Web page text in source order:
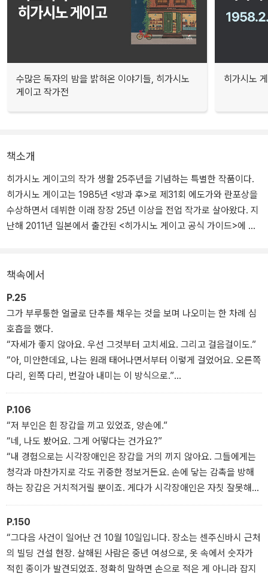
수많은 독자의 밤을 밝혀온 이야기들, 히가시노
게이고 작가전
히가시노
책소개
히가시노 게이고의 작가 생활 25주년을 기념하는 특별한 작품이다.
히가시노 게이고는 1985년 <방과 후>로 제31회 에도가와 란포상을
수상하면서 데뷔한 이래 장장 25년 이상을 전업 작가로 살아왔다. 지
난해 2011년 일본에서 출간된 <히가시노 게이고 공식 가이드>에 의
히가시노 게이고가 가장 아끼는 캐릭터는 '갈릴레오 시리즈'의 유가와
더 이상 말이 필요 없을 만큼 유명한 탐정 캐릭터이며 그의 추리 세계
를 지탱하는 버팀목이나 마찬가지다. 이번 <매스커레이드 호텔>에서
새롭게 등장한 닛타 고스케 형사는 세 번째 캐릭터인 셈이다.
연쇄살인의 다음 장소로 예고된 매스커레이드 호텔은 최상의 서비스
를 상징하는 공간이다. 그런데 이곳에서 벌어지는 의외의 소동이나
손님들은 '최상'이란 수식어에서 한참 멀어 보인다. 심히 정체가 의심
스러운 그들의 가면이 벗겨지고 맨얼굴이 드러나는 순간, 그때그때
가면을 바꿔 써야만 하는 얄궂은 운명의 인간 군상을 대면하게 된다.
싱글룸 요금으로 스위트룸를 욕심내는 뻔뻔한 거짓말쟁이, 보상을 바
라고 허위 절도 공작을 꾸미는 커플, 해고당한 분풀이를 무고한 호텔
직원에게 해대는 남자, 가방 속에 스토커의 사진을 넣어 갖고 다니는
여자, 객실 안에서 귀신이 느껴진다는 시각장애인 등등, 닛타 형사와
마주한 이들은 당장 눈앞의 이익을 위해 거리낌 없이 가면을 쓴다.
책속에서
P.25
그가 부루퉁한 얼굴로 단추를 채우는 것을 보며 나오미는 한 차례 심
호흡을 했다.
“자세가 좋지 않아요. 우선 그것부터 고치세요. 그리고 걸음걸이도.”
“아, 미안한데요, 나는 원래 태어나면서부터 이렇게 걸었어요. 오른쪽
다리, 왼쪽 다리, 번갈아 내미는 이 방식으로.”
“트레이닝을 받으셔야겠네요. 복도로 나오세요.” 나오미는 문으로 향
하려고 했다. 하지만 닛타가 따라오지 않는 것을 깨닫고 걸음을 멈추
고 돌아보았다. “왜 그러시죠?”
닛타가 머리를 긁적이며 다가왔다.
“야마기시 씨라고 했던가? 당신, 뭔가 오해하고 있는 거 같은데요.”
“내가 뭘 오해하고 있죠?”
“내가 이 호텔에 온 건 살인 사건을 막기 위해서지 호텔리어 교육을
P.106
“저 부인은 흰 장갑을 끼고 있었죠, 양손에.”
“네, 나도 봤어요. 그게 어떻다는 건가요?”
“내 경험으로는 시각장애인은 장갑을 거의 끼지 않아요. 그들에게는
청각과 마찬가지로 각도 귀중한 정보거든요. 손에 닿는 감촉을 방해
하는 장갑은 거치적거릴 뿐이죠. 게다가 시각장애인은 자칫 잘못해서
젖은 곳에 손이 닿는 상황을 늘 염두에 두게 마련이에요. 혹시 장갑이
축축해지면 잘 마르지도 않고 아무래도 찝찝하잖아요.”
형사의 설명에 나오미는 연거푸 눈만 깜빡였다. 듣고 보니 맞는 말이
었다. 하지만, 하고 그녀는 말을 이었다. “저 손님에게는 뭔가 사정이
있는지도 모르죠. 손에 흉터가 있다거나 멍 든 걸 가리기 위해서 라든
P.150
“그다음 사건이 일어난 건 10월 10일입니다. 장소는 센주신바시 근처
의 빌딩 건설 현장. 살해된 사람은 중년 여성으로, 옷 속에서 숫자가
적힌 종이가 발견되었죠. 정확히 말하면 손으로 적은 게 아니라 잡지